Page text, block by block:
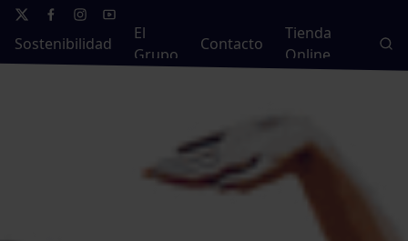
Sostenibilidad
El
Grupo
Contacto
Tienda
Online